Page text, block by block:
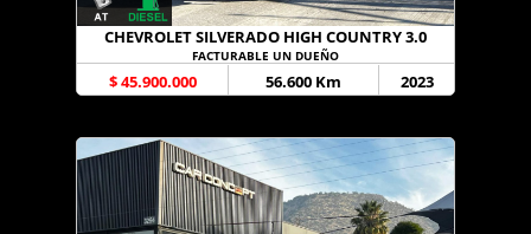
CHEVROLET SILVERADO HIGH COUNTRY 3.0
FACTURABLE UN DUEÑO
$ 45.900.000 56.600 Km 2023